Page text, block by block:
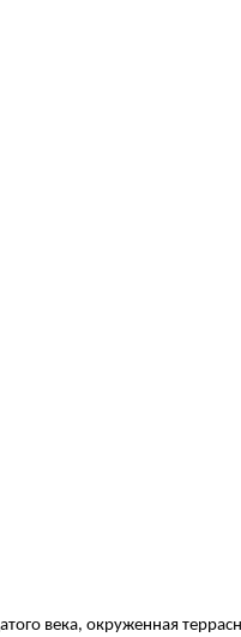
века, окруженная